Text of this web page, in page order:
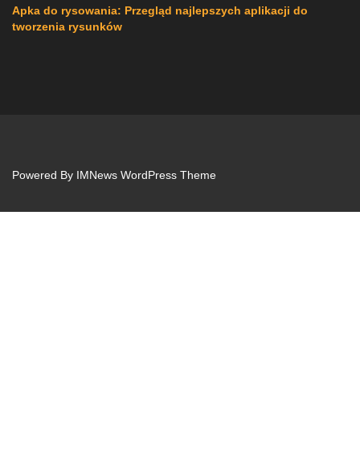
Apka do rysowania: Przegląd najlepszych aplikacji do
tworzenia rysunków
Powered By IMNews WordPress Theme